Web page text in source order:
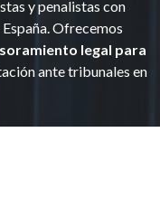
y penalistas con
Ofrecemos
legal para
ante tribunales en